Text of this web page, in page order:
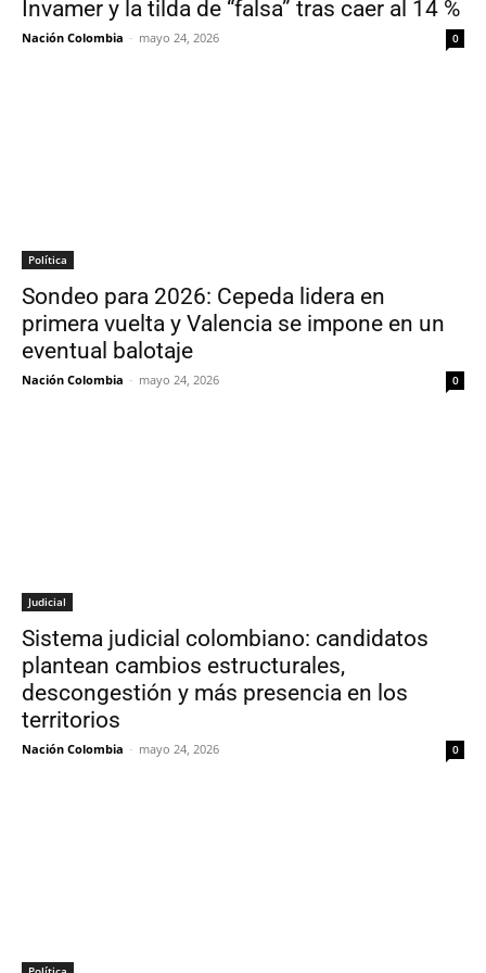
Invamer y la tilda de “falsa” tras caer al 14 %
Nación Colombia - mayo 24, 2026 0
Política
Sondeo para 2026: Cepeda lidera en
primera vuelta y Valencia se impone en un
eventual balotaje
Nación Colombia - mayo 24, 2026 0
Judicial
Sistema judicial colombiano: candidatos
plantean cambios estructurales,
descongestión y más presencia en los
territorios
Nación Colombia - mayo 24, 2026 0